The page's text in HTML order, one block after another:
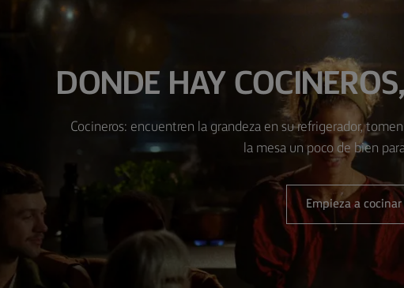
DONDE HAY
Cocineros: encuentren la grandeza en su refrigerador,
la mesa un poco de bien
Empieza a cocinar